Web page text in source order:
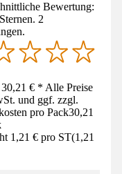
Bewertung:
2
€ * Alle Preise
und ggf. zzgl.
pro Pack30,21
1,21 € pro ST(1,21